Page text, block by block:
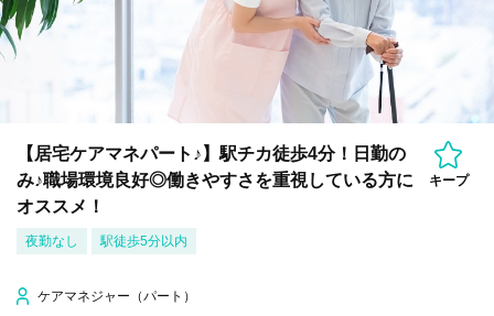
【居宅ケアマネパート♪】駅チカ徒歩4分！日勤の
み♪職場環境良好◎働きやすさを重視している方に
オススメ！
キープ
夜勤なし 駅徒歩5分以内
ケアマネジャー（パート）